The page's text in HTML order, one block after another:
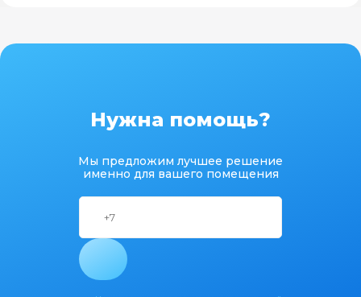
Нужна помощь?
Мы предложим лучшее решение
именно для вашего помещения